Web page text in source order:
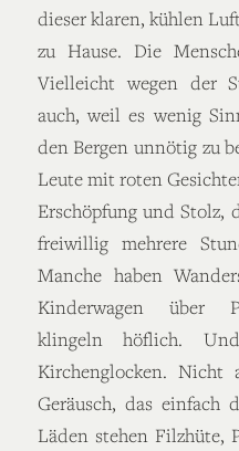
dieser klaren, kühlen
zu Hause. Die
Vielleicht wegen der
auch, weil es wenig
den Bergen unnötig zu
Leute mit roten
Erschöpfung und Stolz,
freiwillig mehrere
Manche haben
Kinderwagen über
klingeln höflich.
Kirchenglocken. Nicht
Geräusch, das einfach
Läden stehen Filzhüte,